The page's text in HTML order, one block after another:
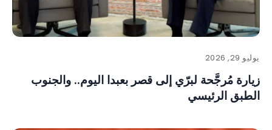
يوليو 29, 2026
زيارة مُرجَّحة لبرّي إلى قصر بعبدا اليوم.. والجنوب
الطبق الرئيسي